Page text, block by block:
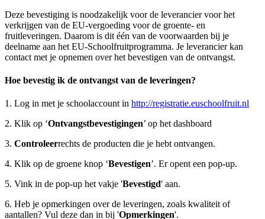
Deze bevestiging is noodzakelijk voor de leverancier voor het
verkrijgen van de EU-vergoeding voor de groente- en
fruitleveringen. Daarom is dit één van de voorwaarden bij je
deelname aan het EU-Schoolfruitprogramma. Je leverancier kan
contact met je opnemen over het bevestigen van de ontvangst.
Hoe bevestig ik de ontvangst van de leveringen?
1. Log in met je schoolaccount in http://registratie.euschoolfruit.nl
2. Klik op ‘Ontvangstbevestigingen’ op het dashboard
3. Controleerrechts de producten die je hebt ontvangen.
4. Klik op de groene knop ‘Bevestigen’. Er opent een pop-up.
5. Vink in de pop-up het vakje 'Bevestigd' aan.
6. Heb je opmerkingen over de leveringen, zoals kwaliteit of
aantallen? Vul deze dan in bij 'Opmerkingen'.